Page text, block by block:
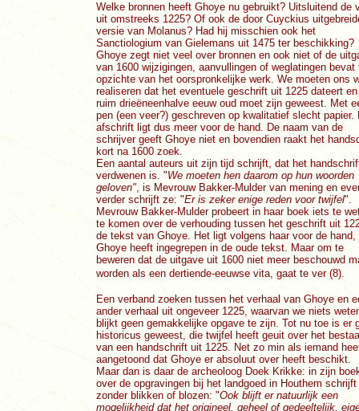
Welke bronnen heeft Ghoye nu gebruikt? Uitsluitend de
uit omstreeks 1225? Of ook de door Cuyckius
versie van Molanus? Had hij misschien ook het
Sanctiologium van Gielemans uit 1475 ter beschikking?
Ghoye zegt niet veel over bronnen en ook niet of de
van 1600 wijzigingen, aanvullingen of weglatingen bevat
opzichte van het oorspronkelijke werk. We moeten ons
realiseren dat het eventuele geschrift uit 1225 dateert
ruim drieëneenhalve eeuw oud moet zijn geweest. Met
pen (een veer?) geschreven op kwalitatief slecht papier.
afschrift ligt dus meer voor de hand. De naam van de
schrijver geeft Ghoye niet en bovendien raakt het
kort na 1600 zoek.
Een aantal auteurs uit zijn tijd schrijft, dat het
verdwenen is. "We moeten hen daarom op hun woorden
geloven", is Mevrouw Bakker-Mulder van mening en
verder schrijft ze: "Er is zeker enige reden voor twijfel".
Mevrouw Bakker-Mulder probeert in haar boek iets te
te komen over de verhouding tussen het geschrift uit
de tekst van Ghoye. Het ligt volgens haar voor de hand,
Ghoye heeft ingegrepen in de oude tekst. Maar om te
beweren dat de uitgave uit 1600 niet meer beschouwd
worden als een dertiende-eeuwse vita, gaat te ver (8).
Een verband zoeken tussen het verhaal van Ghoye en
ander verhaal uit ongeveer 1225, waarvan we niets
blijkt geen gemakkelijke opgave te zijn. Tot nu toe is er
historicus geweest, die twijfel heeft geuit over het
van een handschrift uit 1225. Net zo min als iemand
aangetoond dat Ghoye er absoluut over heeft beschikt.
Maar dan is daar de archeoloog Doek Krikke: in zijn
over de opgravingen bij het landgoed in Houthem schrijft
zonder blikken of blozen: "Ook blijft er natuurlijk een
mogelijkheid dat het origineel, geheel of gedeeltelijk,